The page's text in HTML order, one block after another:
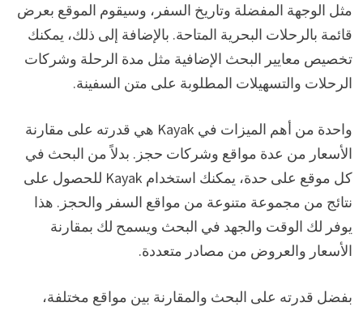
مثل الوجهة المفضلة وتاريخ السفر، وسيقوم الموقع بعرض
قائمة بالرحلات البحرية المتاحة. بالإضافة إلى ذلك، يمكنك
تخصيص معايير البحث الإضافية مثل مدة الرحلة وشركات
الرحلات والتسهيلات المطلوبة على متن السفينة.
واحدة من أهم الميزات في Kayak هي قدرته على مقارنة
الأسعار من عدة مواقع وشركات حجز. بدلاً من البحث في
كل موقع على حدة، يمكنك استخدام Kayak للحصول على
نتائج من مجموعة متنوعة من مواقع السفر والحجز. هذا
يوفر لك الوقت والجهد في البحث ويسمح لك بمقارنة
الأسعار والعروض من مصادر متعددة.
بفضل قدرته على البحث والمقارنة بين مواقع مختلفة،